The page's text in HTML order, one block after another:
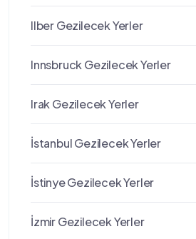
Ilber Gezilecek Yerler
Innsbruck Gezilecek Yerler
Irak Gezilecek Yerler
İstanbul Gezilecek Yerler
İstinye Gezilecek Yerler
İzmir Gezilecek Yerler